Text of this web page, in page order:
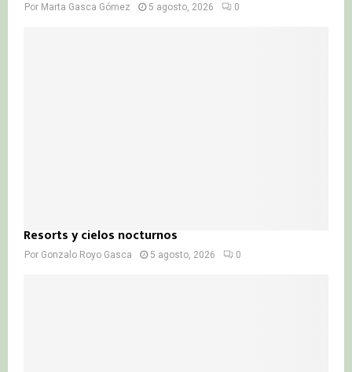
Por Marta Gasca Gómez 5 agosto, 2026 0
Resorts y cielos nocturnos
Por Gonzalo Royo Gasca 5 agosto, 2026 0